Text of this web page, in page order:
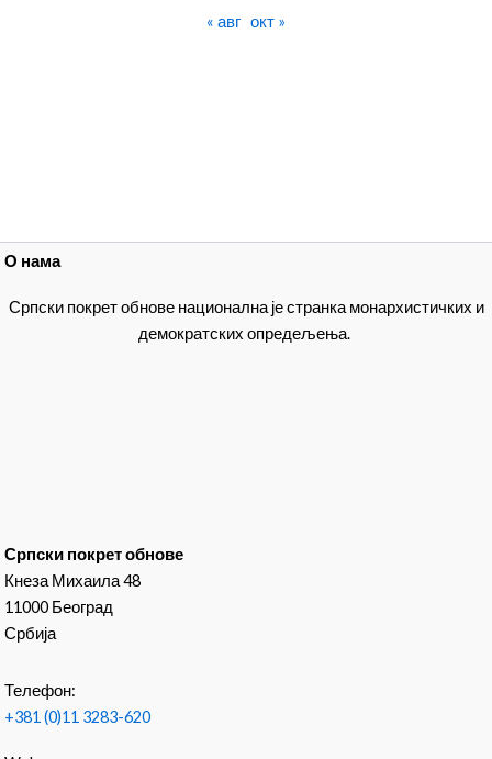
« авг окт »
О нама
Српски покрет обнове национална је странка монархистичких и
демократских опредељења.
Српски покрет обнове
Кнеза Михаила 48
11000 Београд
Србија
Телефон:
+381 (0)11 3283-620